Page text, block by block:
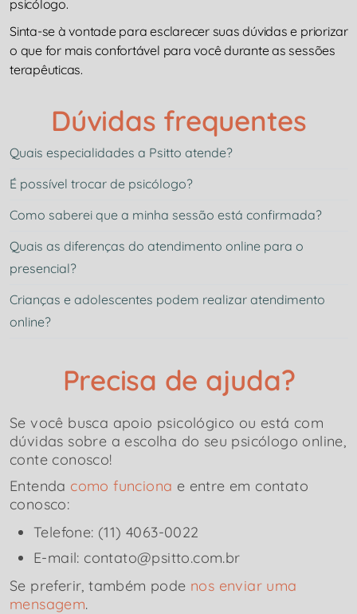
psicólogo.
Sinta-se à vontade para esclarecer suas dúvidas e priorizar
o que for mais confortável para você durante as sessões
terapêuticas.
Dúvidas frequentes
Quais especialidades a Psitto atende?
É possível trocar de psicólogo?
Como saberei que a minha sessão está confirmada?
Quais as diferenças do atendimento online para o
presencial?
Crianças e adolescentes podem realizar atendimento
online?
Precisa de ajuda?
Se você busca apoio psicológico ou está com
dúvidas sobre a escolha do seu psicólogo online,
conte conosco!
Entenda como funciona e entre em contato
conosco:
Telefone: (11) 4063-0022
E-mail: contato@psitto.com.br
Se preferir, também pode nos enviar uma
mensagem.